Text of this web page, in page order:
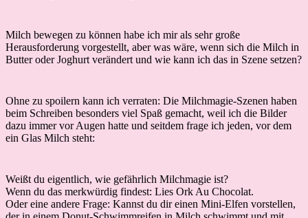
Milch bewegen zu können habe ich mir als sehr große
Herausforderung vorgestellt, aber was wäre, wenn sich die Milch in
Butter oder Joghurt verändert und wie kann ich das in Szene setzen?
Ohne zu spoilern kann ich verraten: Die Milchmagie-Szenen haben
beim Schreiben besonders viel Spaß gemacht, weil ich die Bilder
dazu immer vor Augen hatte und seitdem frage ich jeden, vor dem
ein Glas Milch steht:
Weißt du eigentlich, wie gefährlich Milchmagie ist?
Wenn du das merkwürdig findest: Lies Ork Au Chocolat.
Oder eine andere Frage: Kannst du dir einen Mini-Elfen vorstellen,